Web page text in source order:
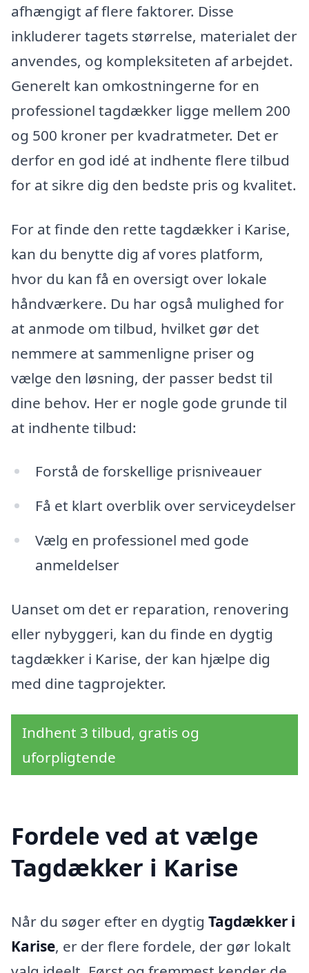
afhængigt af flere faktorer. Disse
inkluderer tagets størrelse, materialet der
anvendes, og kompleksiteten af arbejdet.
Generelt kan omkostningerne for en
professionel tagdækker ligge mellem 200
og 500 kroner per kvadratmeter. Det er
derfor en god idé at indhente flere tilbud
for at sikre dig den bedste pris og kvalitet.
For at finde den rette tagdækker i Karise,
kan du benytte dig af vores platform,
hvor du kan få en oversigt over lokale
håndværkere. Du har også mulighed for
at anmode om tilbud, hvilket gør det
nemmere at sammenligne priser og
vælge den løsning, der passer bedst til
dine behov. Her er nogle gode grunde til
at indhente tilbud:
Forstå de forskellige prisniveauer
Få et klart overblik over serviceydelser
Vælg en professionel med gode
anmeldelser
Uanset om det er reparation, renovering
eller nybyggeri, kan du finde en dygtig
tagdækker i Karise, der kan hjælpe dig
med dine tagprojekter.
Indhent 3 tilbud, gratis og
uforpligtende
Fordele ved at vælge
Tagdækker i Karise
Når du søger efter en dygtig Tagdækker i
Karise, er der flere fordele, der gør lokalt